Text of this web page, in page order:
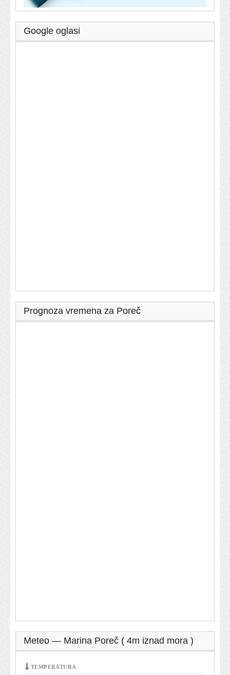
Google oglasi
Prognoza vremena za Poreč
Meteo — Marina Poreč ( 4m iznad mora )
🌡 TEMPERATURA